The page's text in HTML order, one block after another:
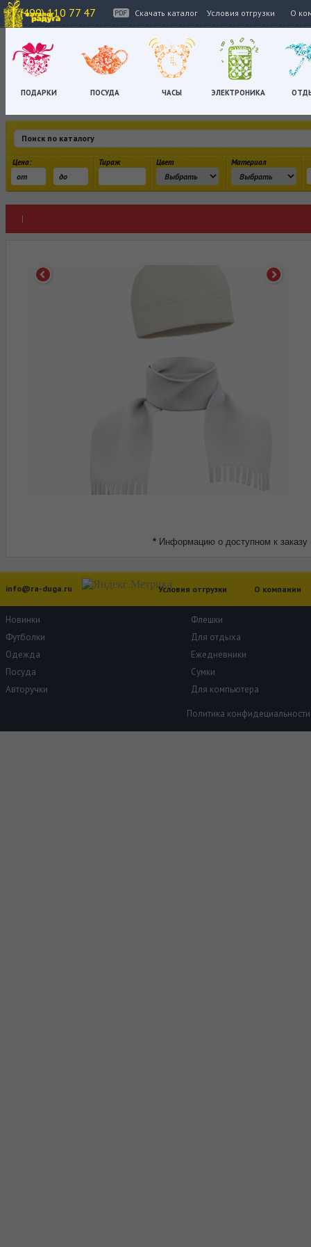
+7 (499) 110 77 47 Скачать каталог Условия отгрузки О
ПОДАРКИ ПОСУДА ЧАСЫ ЭЛЕКТРОНИКА
Цена: Тираж Цвет Материал
|
* Информацию о доступном к заказу
info@ra-duga.ru Условия отгрузки О компании
Новинки
Флешки
Футболки
Для отдыха
Одежда
Ежедневники
Посуда
Сумки
Авторучки
Для компьютера
Политика конфидециальности